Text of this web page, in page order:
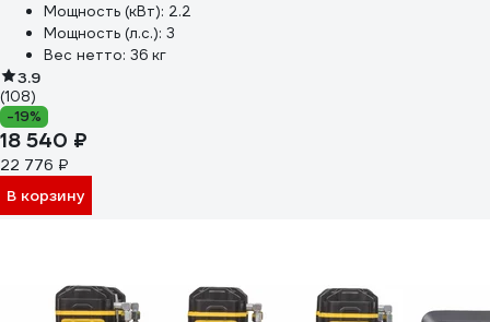
Мощность (кВт): 2.2
Мощность (л.с.): 3
Вес нетто: 36 кг
3.9
(108)
-19%
18 540 ₽
22 776 ₽
В корзину